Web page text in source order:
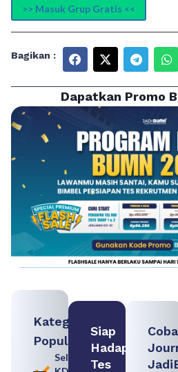
>> Masuk Grup Gratis <<
Bagikan :
Dapatkan Promo
Kategori
Populer
Seleksi
Siap
Hadapi
Tes
Coba